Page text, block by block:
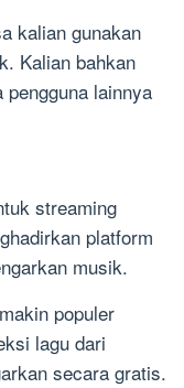
kalian gunakan
Kalian bahkan
lainnya
streaming
platform
musik.
populer
lagu dari
secara gratis.